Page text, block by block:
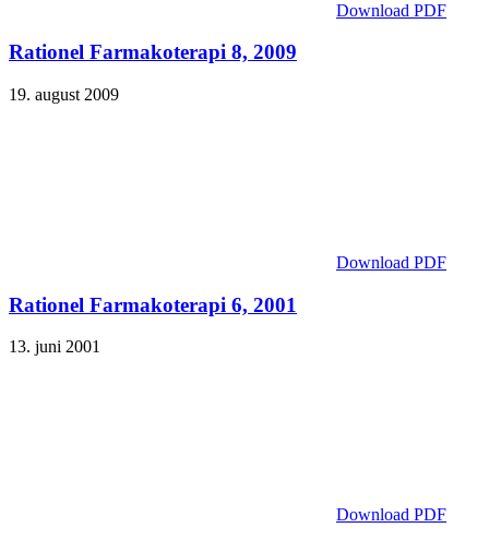
Download PDF
Rationel Farmakoterapi 8, 2009
19. august 2009
Download PDF
Rationel Farmakoterapi 6, 2001
13. juni 2001
Download PDF